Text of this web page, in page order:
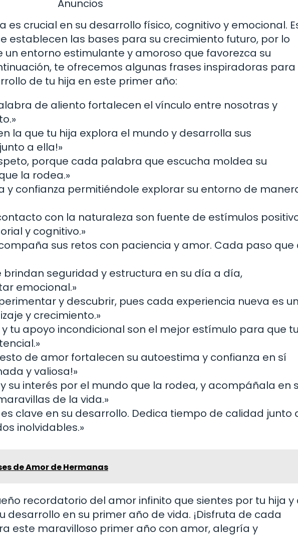
Anuncios
es crucial en su desarrollo físico, cognitivo y emocional.
establecen las bases para su crecimiento futuro, por lo
entorno estimulante y amoroso que favorezca su
te ofrecemos algunas frases inspiradoras para
de tu hija en este primer año:
de aliento fortalecen el vínculo entre nosotras y
la que tu hija explora el mundo y desarrolla sus
a ella!»
porque cada palabra que escucha moldea su
la rodea.»
y confianza permitiéndole explorar su entorno de
con la naturaleza son fuente de estímulos
y cognitivo.»
sus retos con paciencia y amor. Cada paso que
brindan seguridad y estructura en su día a día,
emocional.»
y descubrir, pues cada experiencia nueva es
y crecimiento.»
tu apoyo incondicional son el mejor estímulo para que tu
de amor fortalecen su autoestima y confianza en sí
y valiosa!»
su interés por el mundo que la rodea, y acompáñala en
de la vida.»
clave en su desarrollo. Dedica tiempo de calidad junto
inolvidables.»
de Amor de Hermanas
recordatorio del amor infinito que sientes por tu hija y
en su primer año de vida. ¡Disfruta de cada
este maravilloso primer año con amor, alegría y